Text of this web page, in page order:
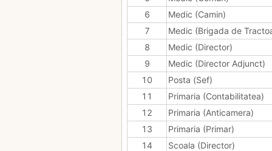
6
Medic (Camin)
7
Medic (Brigada de
8
Medic (Director)
9
Medic (Director Adjunct)
10
Posta (Sef)
11
Primaria (Contabilitatea)
12
Primaria (Anticamera)
13
Primaria (Primar)
14
Scoala (Director)